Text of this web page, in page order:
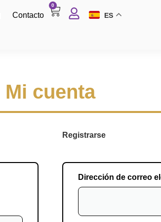
Contacto
0
ES
Mi cuenta
Registrarse
Dirección de correo